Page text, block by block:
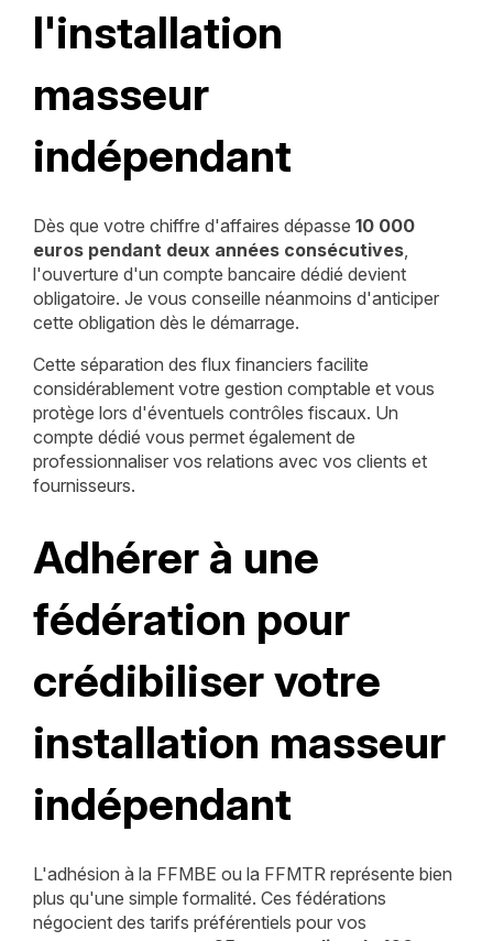
l'installation
masseur
indépendant
Dès que votre chiffre d'affaires dépasse 10 000
euros pendant deux années consécutives,
l'ouverture d'un compte bancaire dédié devient
obligatoire. Je vous conseille néanmoins d'anticiper
cette obligation dès le démarrage.
Cette séparation des flux financiers facilite
considérablement votre gestion comptable et vous
protège lors d'éventuels contrôles fiscaux. Un
compte dédié vous permet également de
professionnaliser vos relations avec vos clients et
fournisseurs.
Adhérer à une
fédération pour
crédibiliser votre
installation masseur
indépendant
L'adhésion à la FFMBE ou la FFMTR représente bien
plus qu'une simple formalité. Ces fédérations
négocient des tarifs préférentiels pour vos